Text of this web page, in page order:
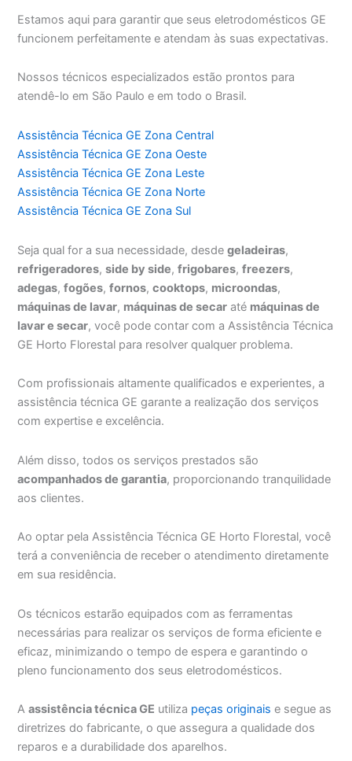
Estamos aqui para garantir que seus eletrodomésticos GE
funcionem perfeitamente e atendam às suas expectativas.
Nossos técnicos especializados estão prontos para
atendê-lo em São Paulo e em todo o Brasil.
Assistência Técnica GE Zona Central
Assistência Técnica GE Zona Oeste
Assistência Técnica GE Zona Leste
Assistência Técnica GE Zona Norte
Assistência Técnica GE Zona Sul
Seja qual for a sua necessidade, desdegeladeiras,
refrigeradores,side by side,frigobares,freezers,
adegas,fogões,fornos,cooktops, microondas,
máquinas de lavar, máquinas de secar até máquinas de
lavar e secar, você pode contar com a Assistência Técnica
GE Horto Florestal para resolver qualquer problema.
Com profissionais altamente qualificados e experientes, a
assistência técnica GE garante a realização dos serviços
com expertise e excelência.
Além disso, todos os serviços prestados são
acompanhados de garantia, proporcionando tranquilidade
aos clientes.
Ao optar pela Assistência Técnica GE Horto Florestal, você
terá a conveniência de receber o atendimento diretamente
em sua residência.
Os técnicos estarão equipados com as ferramentas
necessárias para realizar os serviços de forma eficiente e
eficaz, minimizando o tempo de espera e garantindo o
pleno funcionamento dos seus eletrodomésticos.
Aassistência técnica GE utiliza peças originais e segue as
diretrizes do fabricante, o que assegura a qualidade dos
reparos e a durabilidade dos aparelhos.